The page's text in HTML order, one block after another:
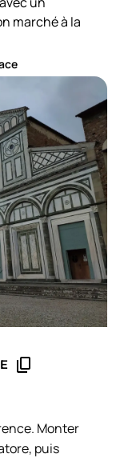
marché à la
content_copy
Monter
puis